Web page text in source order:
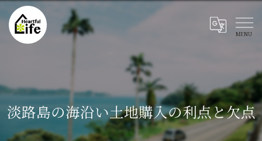
淡路島の海沿い土地購入の利点と欠点